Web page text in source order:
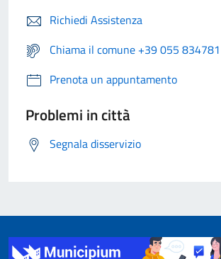
Richiedi Assistenza
Chiama il comune +39 055 834781
Prenota un appuntamento
Problemi in città
Segnala disservizio